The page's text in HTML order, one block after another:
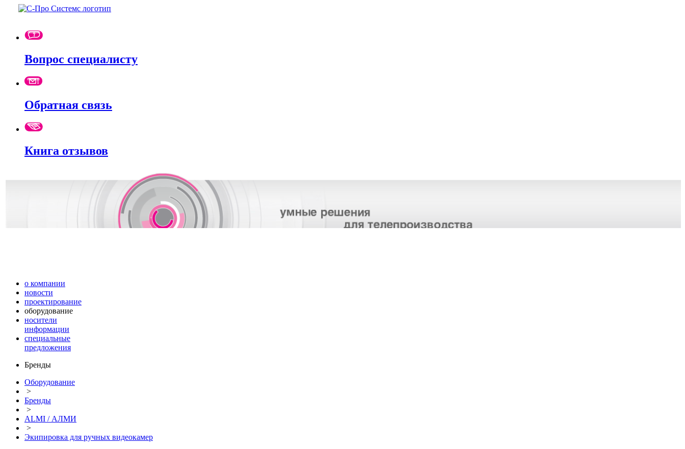
Вопрос специалисту
Обратная связь
Книга отзывов
о компании
новости
проектирование
оборудование
носители
информации
специальные
предложения
Бренды
Оборудование
>
Бренды
>
ALMI / АЛМИ
>
Экипировка для ручных видеокамер